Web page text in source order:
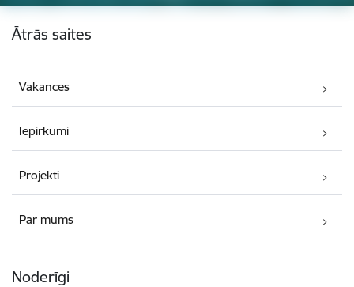
Kājene
Ātrās saites
Vakances
Iepirkumi
Projekti
Par mums
Noderīgi